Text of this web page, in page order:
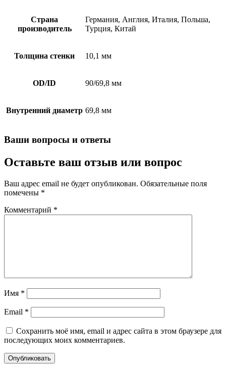
Страна
производитель
Германия, Англия, Италия, Польша,
Турция, Китай
Толщина стенки 10,1 мм
OD/ID 90/69,8 мм
Внутренний диаметр 69,8 мм
Ваши вопросы и ответы
Оставьте ваш отзыв или вопрос
Ваш адрес email не будет опубликован. Обязательные поля
помечены *
Комментарий *
Имя *
Email *
Сохранить моё имя, email и адрес сайта в этом браузере для
последующих моих комментариев.
Опубликовать